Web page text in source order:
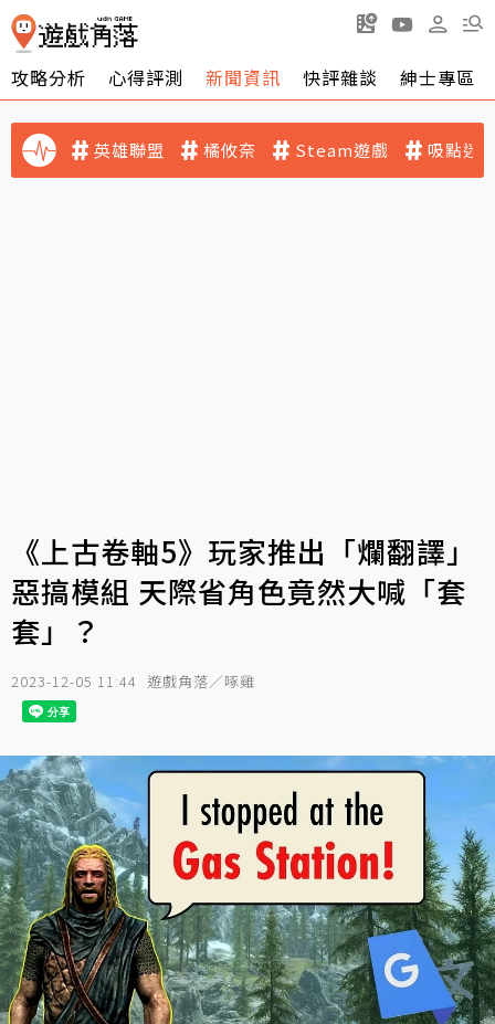
攻略分析 心得評測 新聞資訊 快評雜談 紳士專區
英雄聯盟 橘攸奈 Steam遊戲 吸點迷
《上古卷軸5》玩家推出「爛翻譯」
惡搞模組 天際省角色竟然大喊「套
套」？
2023-12-05 11:44 遊戲角落／啄雞